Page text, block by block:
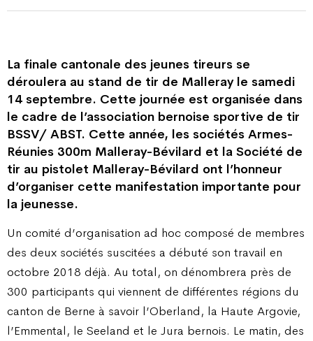
La finale cantonale des jeunes tireurs se
déroulera au stand de tir de Malleray le samedi
14 septembre. Cette journée est organisée dans
le cadre de l’association bernoise sportive de tir
BSSV/ ABST. Cette année, les sociétés Armes-
Réunies 300m Malleray-Bévilard et la Société de
tir au pistolet Malleray-Bévilard ont l’honneur
d’organiser cette manifestation importante pour
la jeunesse.
Un comité d’organisation ad hoc composé de membres
des deux sociétés suscitées a débuté son travail en
octobre 2018 déjà. Au total, on dénombrera près de
300 participants qui viennent de différentes régions du
canton de Berne à savoir l’Oberland, la Haute Argovie,
l’Emmental, le Seeland et le Jura bernois. Le matin, des